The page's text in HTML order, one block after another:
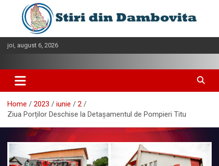
content
joi, august 6, 2026
Home 2023 iunie
2
Ziua Porților Deschise la Detașamentul de Pompieri Titu